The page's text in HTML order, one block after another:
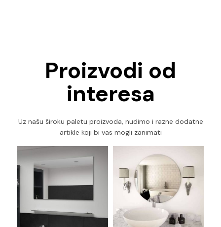
Proizvodi od
interesa
Uz našu široku paletu proizvoda, nudimo i razne dodatne
artikle koji bi vas mogli zanimati